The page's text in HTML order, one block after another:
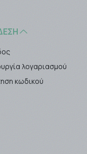
λογαριασμού
κωδικού